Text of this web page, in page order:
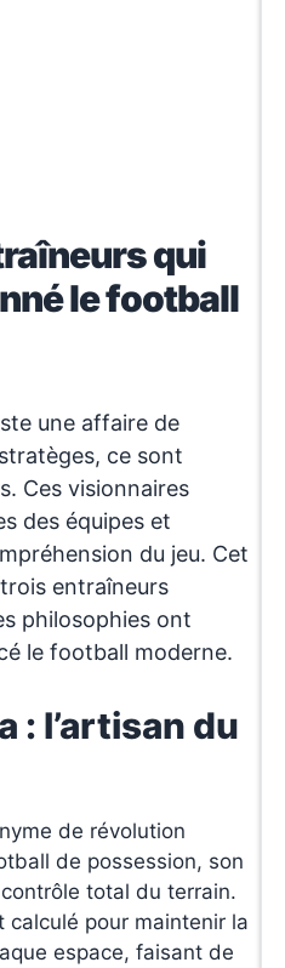
qui
le football
une affaire de
ce sont
Ces visionnaires
des équipes et
du jeu. Cet
entraîneurs
philosophies ont
le football moderne.
: l’artisan du
de révolution
de possession, son
total du terrain.
calculé pour maintenir la
espace, faisant de